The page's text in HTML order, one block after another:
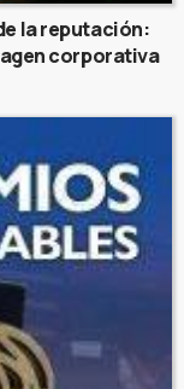
la reputación:
corporativa